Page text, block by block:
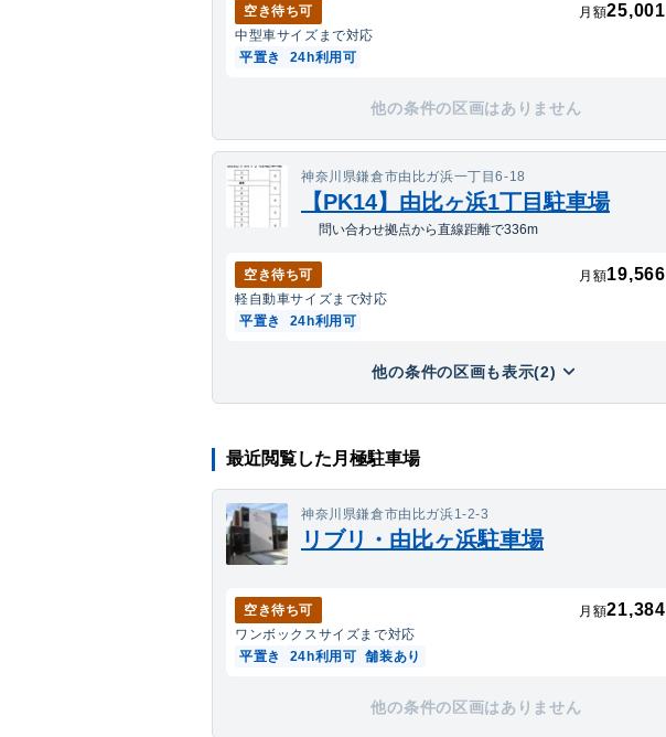
空き待ち可 月額25,001
中型車サイズまで対応
平置き
24h利用可
他の条件の区画はありません
神奈川県鎌倉市由比ガ浜一丁目6-18
【PK14】由比ヶ浜1丁目駐車場
問い合わせ拠点から直線距離で336m
空き待ち可 月額19,566
軽自動車サイズまで対応
平置き
24h利用可
他の条件の区画も表示(2)
最近閲覧した月極駐車場
神奈川県鎌倉市由比ガ浜1-2-3
リブリ・由比ヶ浜駐車場
空き待ち可 月額21,384
ワンボックスサイズまで対応
平置き
24h利用可 舗装あり
他の条件の区画はありません